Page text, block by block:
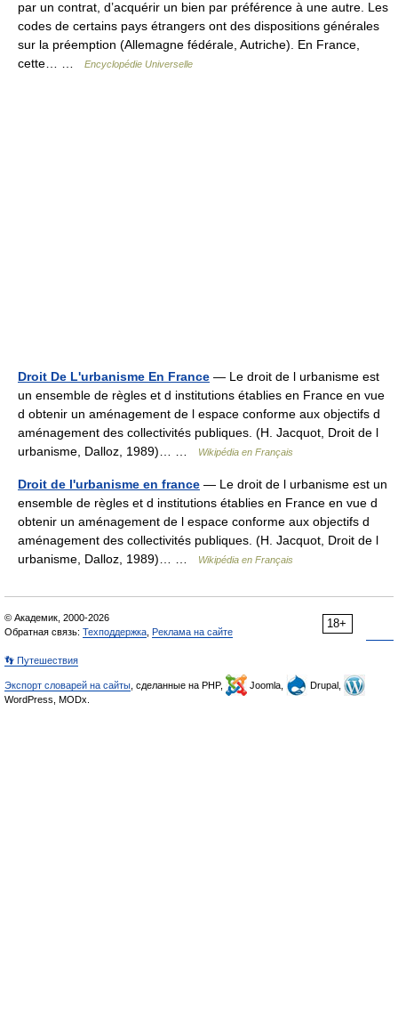
par un contrat, d’acquérir un bien par préférence à une autre. Les
codes de certains pays étrangers ont des dispositions générales
sur la préemption (Allemagne fédérale, Autriche). En France,
cette… …
Encyclopédie Universelle
Droit De L'urbanisme En France — Le droit de l urbanisme est
un ensemble de règles et d institutions établies en France en vue
d obtenir un aménagement de l espace conforme aux objectifs d
aménagement des collectivités publiques. (H. Jacquot, Droit de l
urbanisme, Dalloz, 1989)… …
Wikipédia en Français
Droit de l'urbanisme en france — Le droit de l urbanisme est un
ensemble de règles et d institutions établies en France en vue d
obtenir un aménagement de l espace conforme aux objectifs d
aménagement des collectivités publiques. (H. Jacquot, Droit de l
urbanisme, Dalloz, 1989)… …
Wikipédia en Français
18+
© Академик, 2000-2026
Обратная связь: Техподдержка Реклама на сайте
👣 Путешествия
Экспорт словарей на сайты , сделанные на PHP, Joomla,
Drupal,
WordPress, MODx.